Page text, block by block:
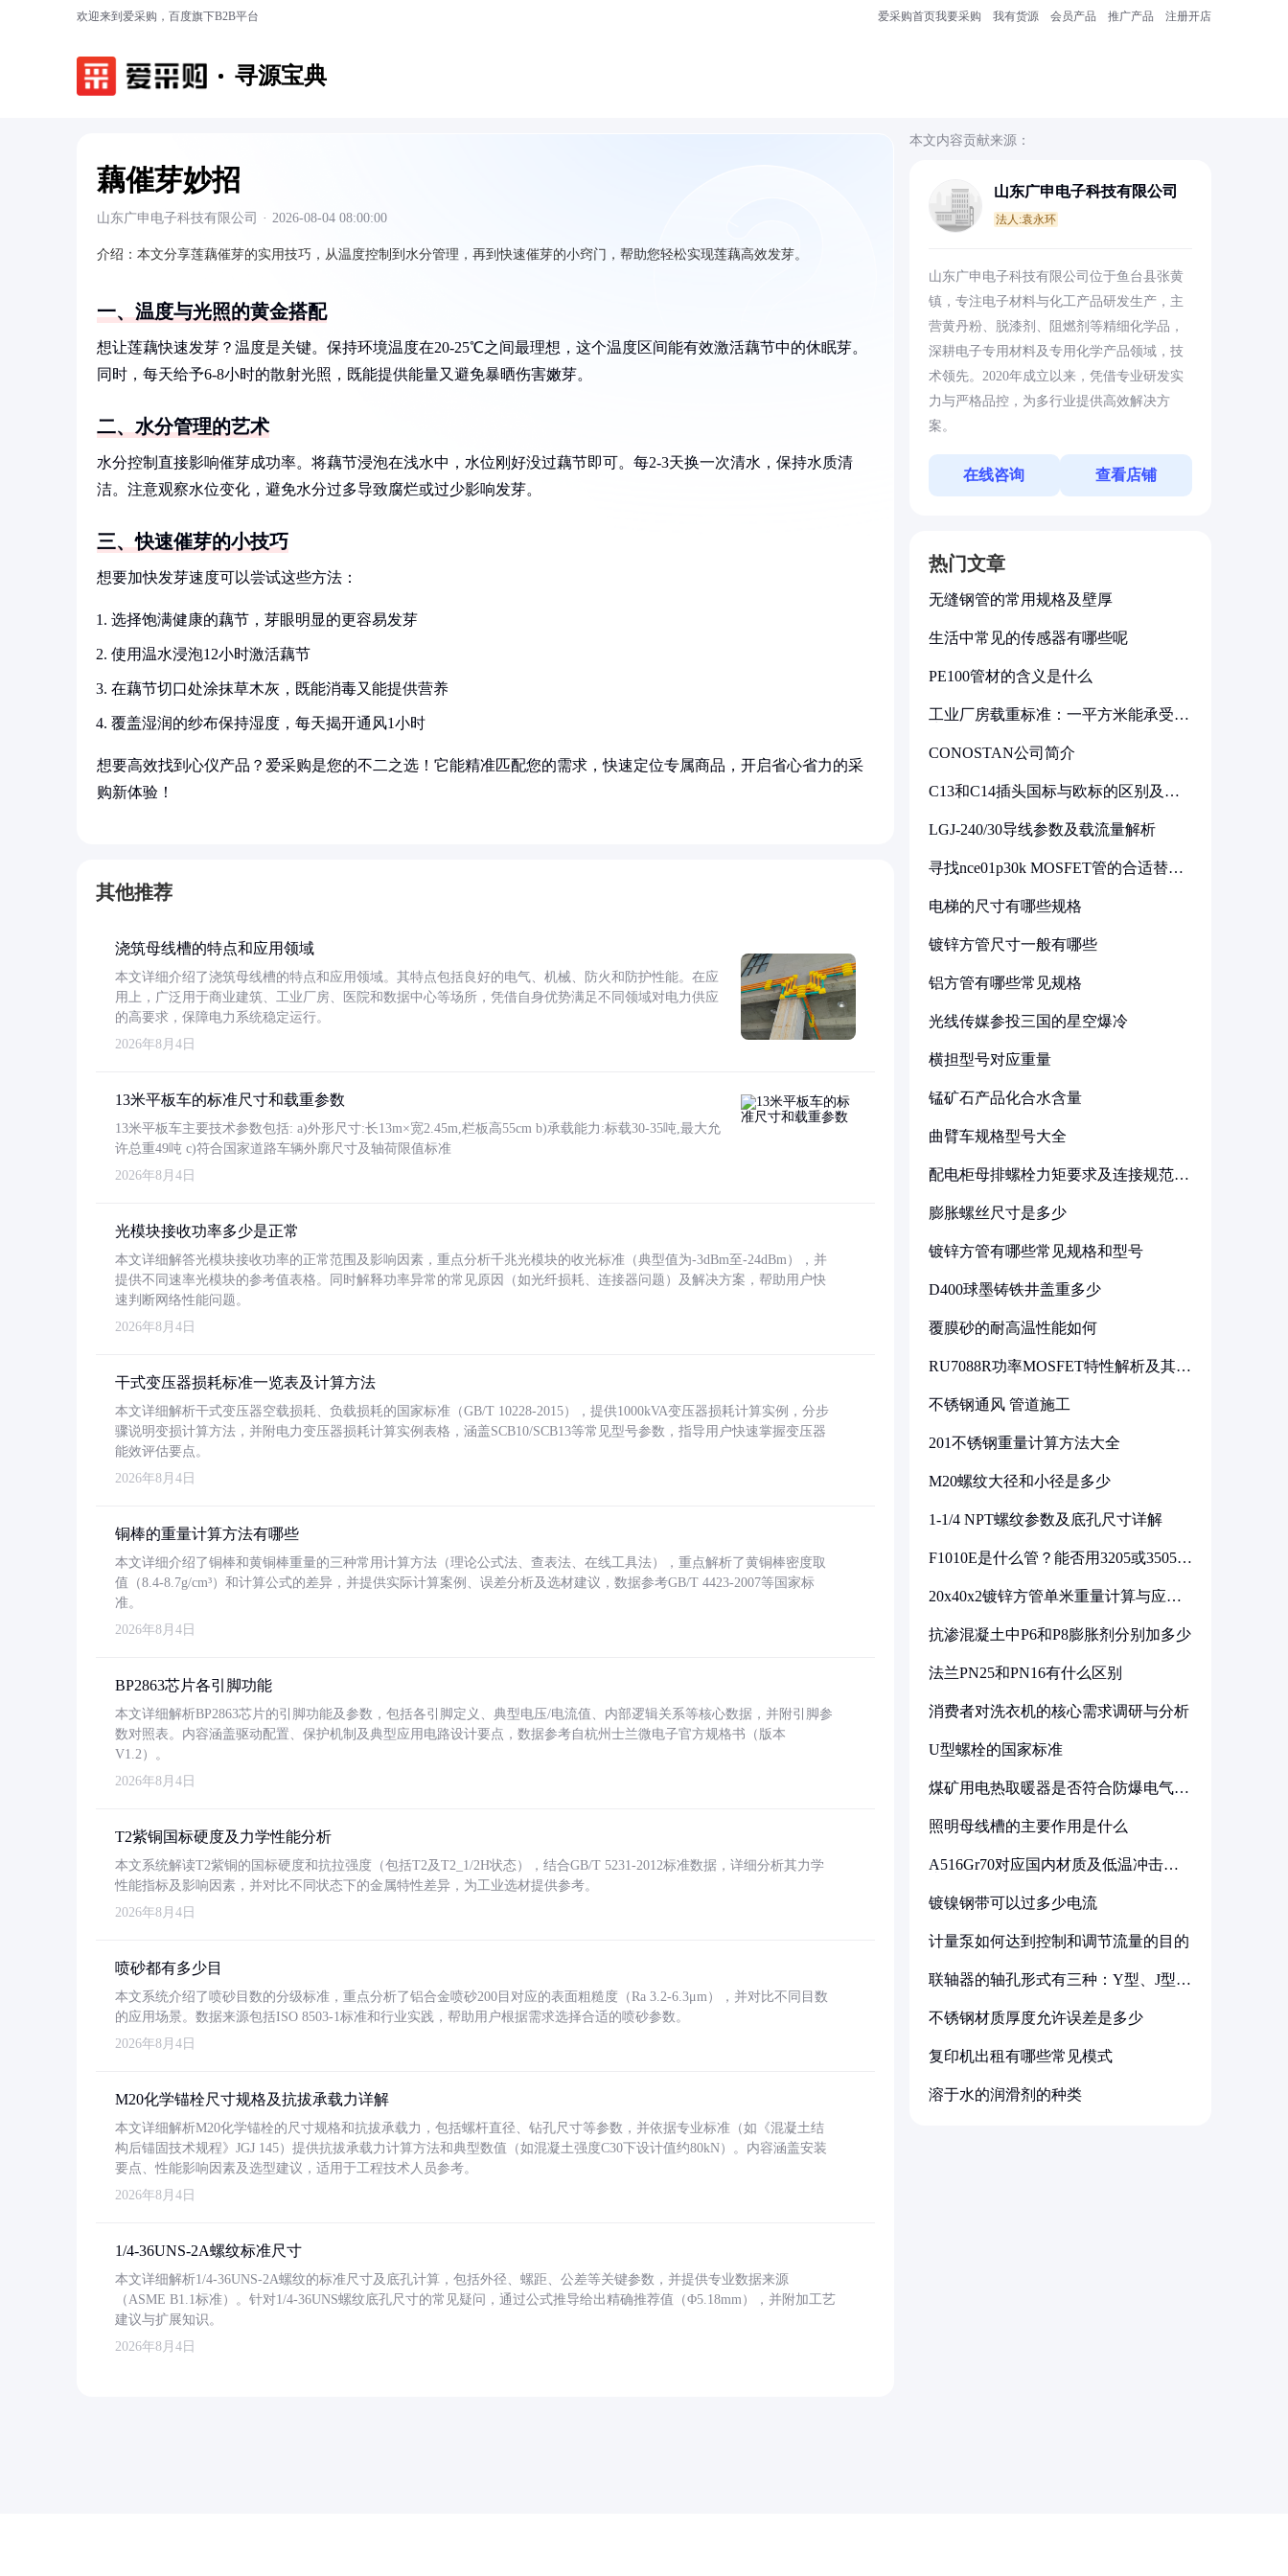
欢迎来到爱采购，百度旗下B2B平台 爱采购首页我要采购 我有货源 会员产品 推广产品 注册开店
寻源宝典
藕催芽妙招
山东广申电子科技有限公司 · 2026-08-04 08:00:00
介绍： 本文分享莲藕催芽的实用技巧，从温度控制到水分管理，再到快速催芽的小窍门，帮助您轻松实现莲藕高效发芽。
一、温度与光照的黄金搭配
想让莲藕快速发芽？温度是关键。保持环境温度在20-25℃之间最理想，这个温度区间能有效激活藕节中的休眠芽。
同时，每天给予6-8小时的散射光照，既能提供能量又避免暴晒伤害嫩芽。
二、水分管理的艺术
水分控制直接影响催芽成功率。将藕节浸泡在浅水中，水位刚好没过藕节即可。每2-3天换一次清水，保持水质清
洁。注意观察水位变化，避免水分过多导致腐烂或过少影响发芽。
三、快速催芽的小技巧
想要加快发芽速度可以尝试这些方法：
选择饱满健康的藕节，芽眼明显的更容易发芽
使用温水浸泡12小时激活藕节
在藕节切口处涂抹草木灰，既能消毒又能提供营养
覆盖湿润的纱布保持湿度，每天揭开通风1小时
想要高效找到心仪产品？爱采购是您的不二之选！它能精准匹配您的需求，快速定位专属商品，开启省心省力的采
购新体验！
其他推荐
浇筑母线槽的特点和应用领域
本文详细介绍了浇筑母线槽的特点和应用领域。其特点包括良好的电气、机械、防火和防护性能。在应
用上，广泛用于商业建筑、工业厂房、医院和数据中心等场所，凭借自身优势满足不同领域对电力供应
的高要求，保障电力系统稳定运行。
2026年8月4日
13米平板车的标准尺寸和载重参数
13米平板车主要技术参数包括: a)外形尺寸:长13m×宽2.45m,栏板高55cm b)承载能力:标载30-35吨,最大允
许总重49吨 c)符合国家道路车辆外廓尺寸及轴荷限值标准
2026年8月4日
光模块接收功率多少是正常
本文详细解答光模块接收功率的正常范围及影响因素，重点分析千兆光模块的收光标准（典型值为-3dBm至-24dBm），并
提供不同速率光模块的参考值表格。同时解释功率异常的常见原因（如光纤损耗、连接器问题）及解决方案，帮助用户快
速判断网络性能问题。
2026年8月4日
干式变压器损耗标准一览表及计算方法
本文详细解析干式变压器空载损耗、负载损耗的国家标准（GB/T 10228-2015），提供1000kVA变压器损耗计算实例，分步
骤说明变损计算方法，并附电力变压器损耗计算实例表格，涵盖SCB10/SCB13等常见型号参数，指导用户快速掌握变压器
能效评估要点。
2026年8月4日
铜棒的重量计算方法有哪些
本文详细介绍了铜棒和黄铜棒重量的三种常用计算方法（理论公式法、查表法、在线工具法），重点解析了黄铜棒密度取
值（8.4-8.7g/cm³）和计算公式的差异，并提供实际计算案例、误差分析及选材建议，数据参考GB/T 4423-2007等国家标
准。
2026年8月4日
BP2863芯片各引脚功能
本文详细解析BP2863芯片的引脚功能及参数，包括各引脚定义、典型电压/电流值、内部逻辑关系等核心数据，并附引脚参
数对照表。内容涵盖驱动配置、保护机制及典型应用电路设计要点，数据参考自杭州士兰微电子官方规格书（版本
V1.2）。
2026年8月4日
T2紫铜国标硬度及力学性能分析
本文系统解读T2紫铜的国标硬度和抗拉强度（包括T2及T2_1/2H状态），结合GB/T 5231-2012标准数据，详细分析其力学
性能指标及影响因素，并对比不同状态下的金属特性差异，为工业选材提供参考。
2026年8月4日
喷砂都有多少目
本文系统介绍了喷砂目数的分级标准，重点分析了铝合金喷砂200目对应的表面粗糙度（Ra 3.2-6.3μm），并对比不同目数
的应用场景。数据来源包括ISO 8503-1标准和行业实践，帮助用户根据需求选择合适的喷砂参数。
2026年8月4日
M20化学锚栓尺寸规格及抗拔承载力详解
本文详细解析M20化学锚栓的尺寸规格和抗拔承载力，包括螺杆直径、钻孔尺寸等参数，并依据专业标准（如《混凝土结
构后锚固技术规程》JGJ 145）提供抗拔承载力计算方法和典型数值（如混凝土强度C30下设计值约80kN）。内容涵盖安装
要点、性能影响因素及选型建议，适用于工程技术人员参考。
2026年8月4日
1/4-36UNS-2A螺纹标准尺寸
本文详细解析1/4-36UNS-2A螺纹的标准尺寸及底孔计算，包括外径、螺距、公差等关键参数，并提供专业数据来源
（ASME B1.1标准）。针对1/4-36UNS螺纹底孔尺寸的常见疑问，通过公式推导给出精确推荐值（Φ5.18mm），并附加工艺
建议与扩展知识。
2026年8月4日
本文内容贡献来源：
山东广申电子科技有限公司
法人:袁永环
山东广申电子科技有限公司位于鱼台县张黄
镇，专注电子材料与化工产品研发生产，主
营黄丹粉、脱漆剂、阻燃剂等精细化学品，
深耕电子专用材料及专用化学产品领域，技
术领先。2020年成立以来，凭借专业研发实
力与严格品控，为多行业提供高效解决方
案。
在线咨询 查看店铺
热门文章
无缝钢管的常用规格及壁厚
生活中常见的传感器有哪些呢
PE100管材的含义是什么
工业厂房载重标准：一平方米能承受多
CONOSTAN公司简介
C13和C14插头国标与欧标的区别及其
LGJ-240/30导线参数及载流量解析
寻找nce01p30k MOSFET管的合适替代
电梯的尺寸有哪些规格
镀锌方管尺寸一般有哪些
铝方管有哪些常见规格
光线传媒参投三国的星空爆冷
横担型号对应重量
锰矿石产品化合水含量
曲臂车规格型号大全
配电柜母排螺栓力矩要求及连接规范详
膨胀螺丝尺寸是多少
镀锌方管有哪些常见规格和型号
D400球墨铸铁井盖重多少
覆膜砂的耐高温性能如何
RU7088R功率MOSFET特性解析及其在
不锈钢通风 管道施工
201不锈钢重量计算方法大全
M20螺纹大径和小径是多少
1-1/4 NPT螺纹参数及底孔尺寸详解
F1010E是什么管？能否用3205或3505代
20x40x2镀锌方管单米重量计算与应用
抗渗混凝土中P6和P8膨胀剂分别加多少
法兰PN25和PN16有什么区别
消费者对洗衣机的核心需求调研与分析
U型螺栓的国家标准
煤矿用电热取暖器是否符合防爆电气设
照明母线槽的主要作用是什么
A516Gr70对应国内材质及低温冲击要
镀镍钢带可以过多少电流
计量泵如何达到控制和调节流量的目的
联轴器的轴孔形式有三种：Y型、J型、
不锈钢材质厚度允许误差是多少
复印机出租有哪些常见模式
溶于水的润滑剂的种类